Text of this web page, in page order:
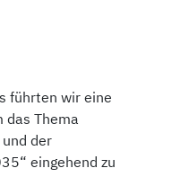
führten wir eine
das Thema
der
eingehend zu